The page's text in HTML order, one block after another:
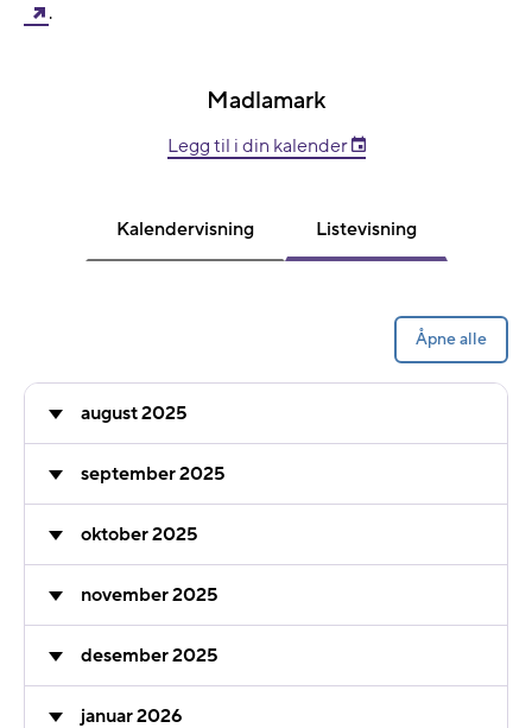
.
Madlamark
Legg til i din kalender
Kalendervisning Listevisning
Åpne alle
august 2025
september 2025
oktober 2025
november 2025
desember 2025
januar 2026